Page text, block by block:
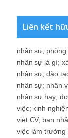
Liên kết
nhân sự;
nhân sự là gì;
nhân sự; đào
nhân sự; nhân
nhân sự hay;
việc; kinh
viet CV; ban
việc làm trưởng